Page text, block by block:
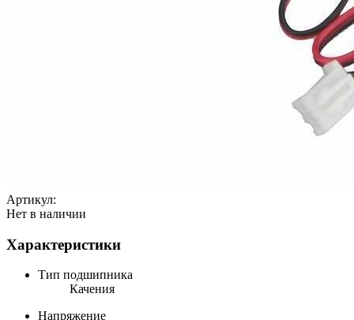
Артикул:
Нет в наличии
Характеристики
Тип подшипника
Качения
Напряжение